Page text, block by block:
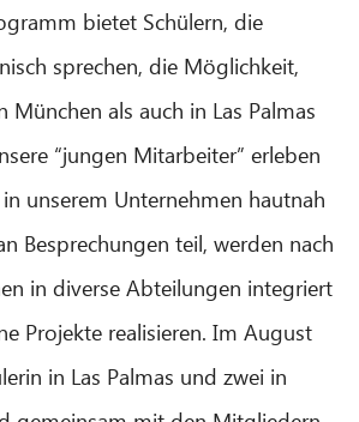
bietet Schülern, die
sprechen, die Möglichkeit,
München als auch in Las Palmas
“jungen Mitarbeiter” erleben
unserem Unternehmen hautnah
Besprechungen teil, werden nach
in diverse Abteilungen integriert
Projekte realisieren. Im August
in Las Palmas und zwei in
por si?